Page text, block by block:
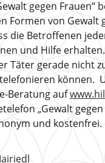
gegen Frauen“
Formen von Gewalt
die Betroffenen
und Hilfe
Täter gerade nicht
können.
Beratung auf
„Gewalt
und kostenfrei.